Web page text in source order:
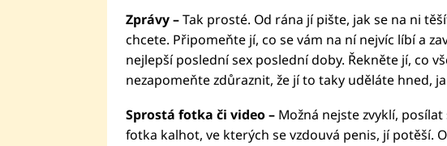
Zprávy –Tak prosté. Od rána jí pište, jak se na ni
chcete. Připomeňte jí, co se vám na ní nejvíc líbí a
nejlepší poslední sex poslední doby. Řekněte jí, co
nezapomeňte zdůraznit, že jí to taky uděláte hned,
Sprostá fotka či video – Možná nejste zvyklí,
fotka kalhot, ve kterých se vzdouvá penis, jí potěší.